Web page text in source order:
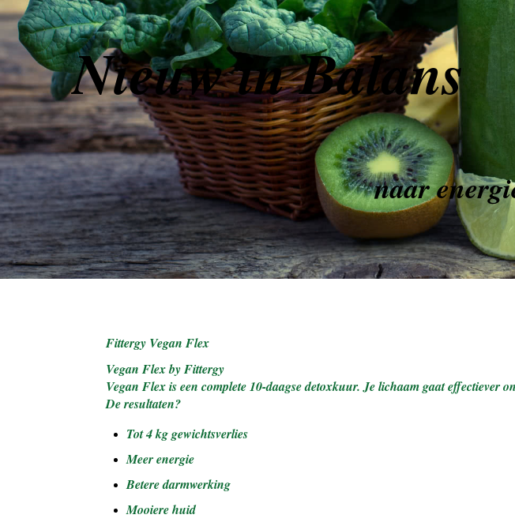
Nieuw in Balans
naar
Fittergy Vegan Flex
Vegan Flex by Fittergy
Vegan Flex is een complete 10-daagse detoxkuur. Je lichaam gaat effectiever
De resultaten?
Tot 4 kg gewichtsverlies
Meer energie
Betere darmwerking
Mooiere huid